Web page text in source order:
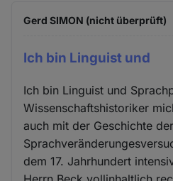
Gerd SIMON (nicht überprüft)
Ich bin Linguist und
Ich bin Linguist und
Wissenschaftshistoriker
auch mit der Geschichte der
dem 17. Jahrhundert